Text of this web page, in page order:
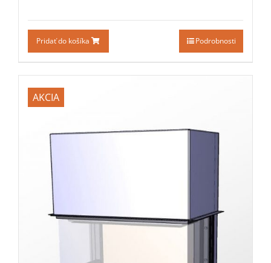
Pridať do košíka Podrobnosti
AKCIA